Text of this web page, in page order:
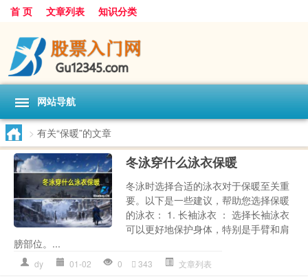
首 页 文章列表 知识分类
网站导航
> 有关“保暖”的文章
冬泳穿什么泳衣保暖
冬泳时选择合适的泳衣对于保暖至关重
要。以下是一些建议，帮助您选择保暖
的泳衣： 1. 长袖泳衣 ： 选择长袖泳衣
可以更好地保护身体，特别是手臂和肩
膀部位。...
dy 01-02 0 343 文章列表